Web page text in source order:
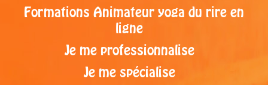
Formations Animateur yoga du rire en
ligne
Je me professionnalise
Je me spécialise